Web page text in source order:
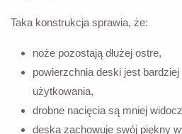
Taka konstrukcja sprawia, że:
noże pozostają dłużej ostre,
powierzchnia deski jest
użytkowania,
drobne nacięcia są mniej
deska zachowuje swój piękny